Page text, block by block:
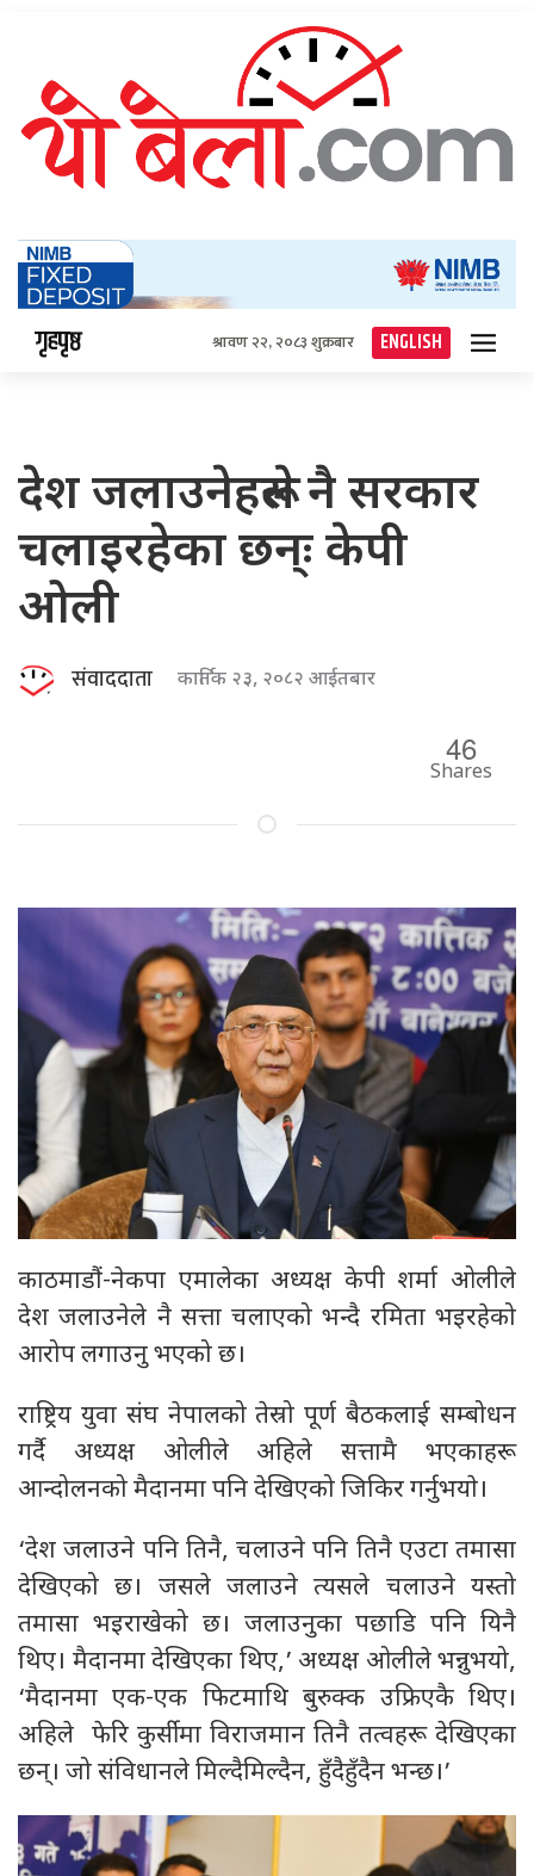
गृहपृष्ठ श्रावण २२, २०८३ शुक्रबार ENGLISH
देश जलाउनेहरूले नै सरकार
चलाइरहेका छन्ः केपी
ओली
संवाददाता कार्तिक २३, २०८२ आईतबार
46
Shares
काठमाडौं-नेकपा एमालेका अध्यक्ष केपी शर्मा ओलीले
देश जलाउनेले नै सत्ता चलाएको भन्दै रमिता भइरहेको
आरोप लगाउनु भएको छ।
राष्ट्रिय युवा संघ नेपालको तेस्रो पूर्ण बैठकलाई सम्बोधन
गर्दै अध्यक्ष ओलीले अहिले सत्तामै भएकाहरू
आन्दोलनको मैदानमा पनि देखिएको जिकिर गर्नुभयाे।
‘देश जलाउने पनि तिनै, चलाउने पनि तिनै एउटा तमासा
देखिएको छ। जसले जलाउने त्यसले चलाउने यस्तो
तमासा भइराखेको छ। जलाउनुका पछाडि पनि यिनै
थिए। मैदानमा देखिएका थिए,’ अध्यक्ष ओलीले भन्नुभयो,
‘मैदानमा एक-एक फिटमाथि बुरुक्क उफ्रिएकै थिए।
अहिले फेरि कुर्सीमा विराजमान तिनै तत्वहरू देखिएका
छन्। जो संविधानले मिल्दैमिल्दैन, हुँदैहुँदैन भन्छ।’